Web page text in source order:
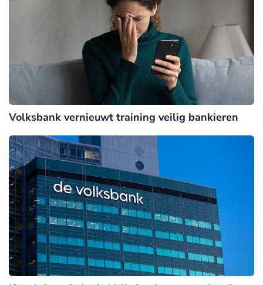
Volksbank vernieuwt training veilig bankieren